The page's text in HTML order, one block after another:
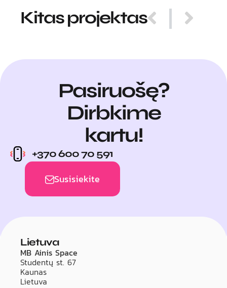
Kitas projektas
Pasiruošę?
Dirbkime
kartu!
+370 600 70 591
Susisiekite
Lietuva
MB Ainis Space
Studentų st. 67
Kaunas
Lietuva